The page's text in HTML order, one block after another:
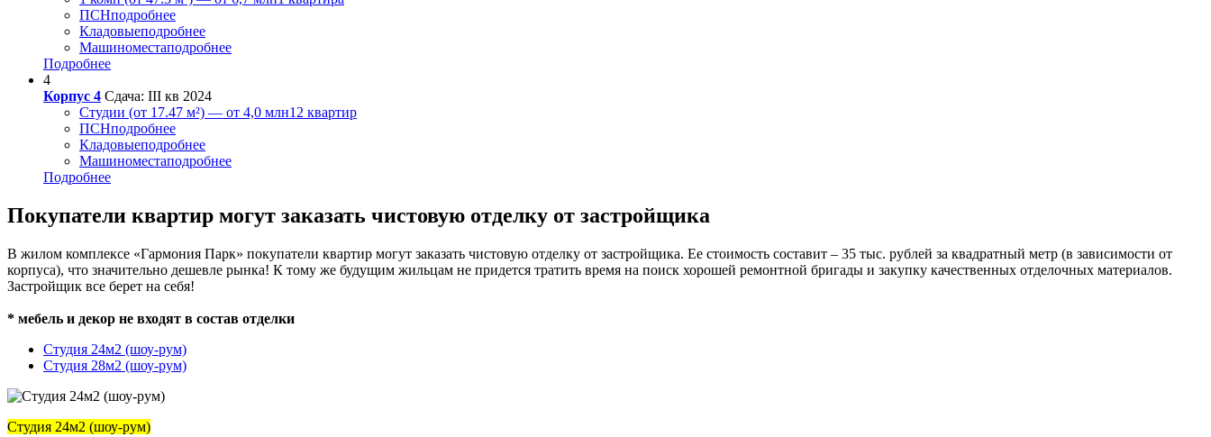
ПСНподробнее
Кладовыеподробнее
Машиноместаподробнее
Подробнее
4
Корпус 4 Сдача: III кв 2024
Студии (от 17.47 м²) — от 4,0 млн12 квартир
ПСНподробнее
Кладовыеподробнее
Машиноместаподробнее
Подробнее
Покупатели квартир могут заказать чистовую отделку от застройщика
В жилом комплексе «Гармония Парк» покупатели квартир могут заказать чистовую отделку от застройщика. Ее стоимость составит – 35 тыс. рублей за квадратный метр (в зависимости от
корпуса), что значительно дешевле рынка! К тому же будущим жильцам не придется тратить время на поиск хорошей ремонтной бригады и закупку качественных отделочных материалов.
Застройщик все берет на себя!
* мебель и декор не входят в состав отделки
Студия 24м2 (шоу-рум)
Студия 28м2 (шоу-рум)
Студия 24м2 (шоу-рум)